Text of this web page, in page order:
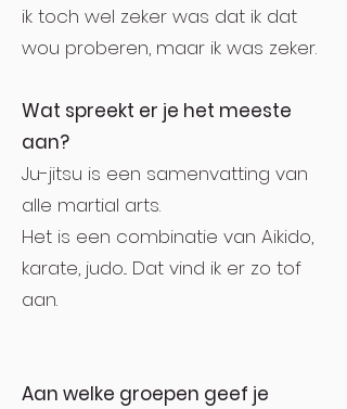
ik toch wel zeker was dat ik dat
wou proberen, maar ik was zeker.
Wat spreekt er je het meeste
aan?
Ju-jitsu is een samenvatting van
alle martial arts.
Het is een combinatie van Aikido,
karate, judo... Dat vind ik er zo tof
aan.
Aan welke groepen geef je